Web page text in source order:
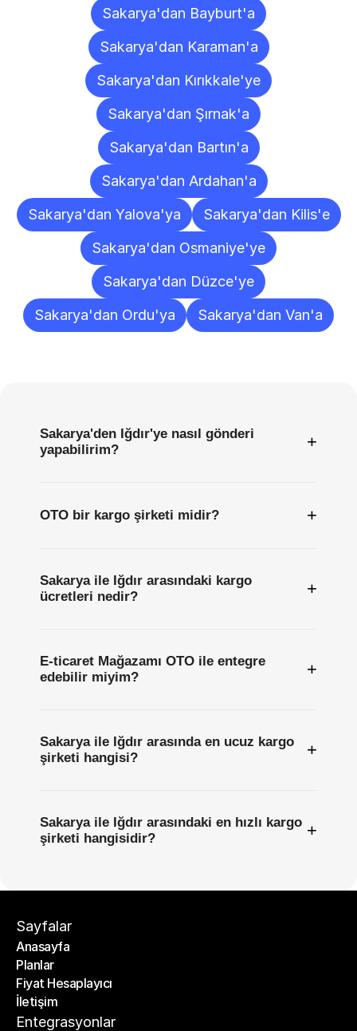
Sakarya'dan Bayburt'a
Sakarya'dan Karaman'a
Sakarya'dan Kırıkkale'ye
Sakarya'dan Şırnak'a
Sakarya'dan Bartın'a
Sakarya'dan Ardahan'a
Sakarya'dan Yalova'ya
Sakarya'dan Kilis'e
Sakarya'dan Osmaniye'ye
Sakarya'dan Düzce'ye
Sakarya'dan Ordu'ya
Sakarya'dan Van'a
Sakarya'den Iğdır'ye nasıl gönderi
yapabilirim?
+
OTO bir kargo şirketi midir? +
Sakarya ile Iğdır arasındaki kargo
ücretleri nedir?
+
E-ticaret Mağazamı OTO ile entegre
edebilir miyim?
+
Sakarya ile Iğdır arasında en ucuz kargo
şirketi hangisi?
+
Sakarya ile Iğdır arasındaki en hızlı kargo
şirketi hangisidir?
+
Sayfalar
Anasayfa
Anasayfa
Planlar
Planlar
Fiyat Hesaplayıcı
Fiyat Hesaplayıcı
İletişim
İletişim
Entegrasyonlar